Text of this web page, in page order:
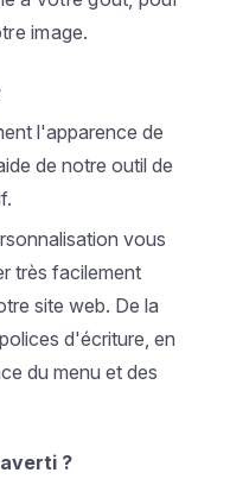
image.
l'apparence de
de notre outil de
vous
très facilement
site web. De la
d'écriture, en
du menu et des
?